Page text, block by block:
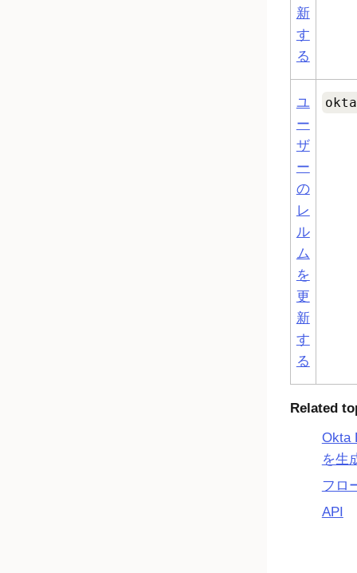
新
す
る
ユ
ー
ザ
ー
の
レ
ル
ム
を
更
新
す
る
Related
Okta
を生
フロ
API